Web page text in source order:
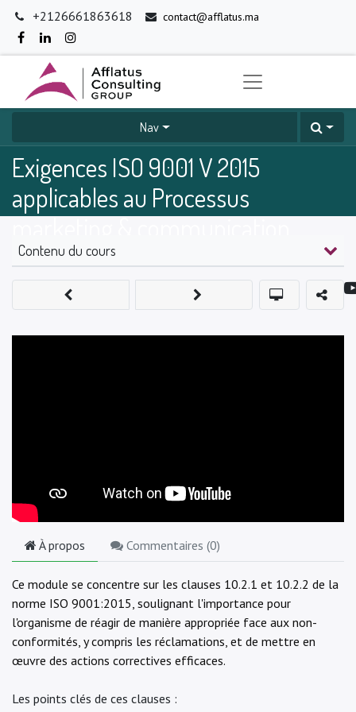
+2126661863618 contact@afflatus.ma
Nav
Exigences ISO 9001 V 2015
applicables au Processus
Contenu du cours
À propos Commentaires (0)
Ce module se concentre sur les clauses 10.2.1 et 10.2.2 de la
norme ISO 9001:2015, soulignant l'importance pour
l'organisme de réagir de manière appropriée face aux non-
conformités, y compris les réclamations, et de mettre en
œuvre des actions correctives efficaces.
Les points clés de ces clauses :